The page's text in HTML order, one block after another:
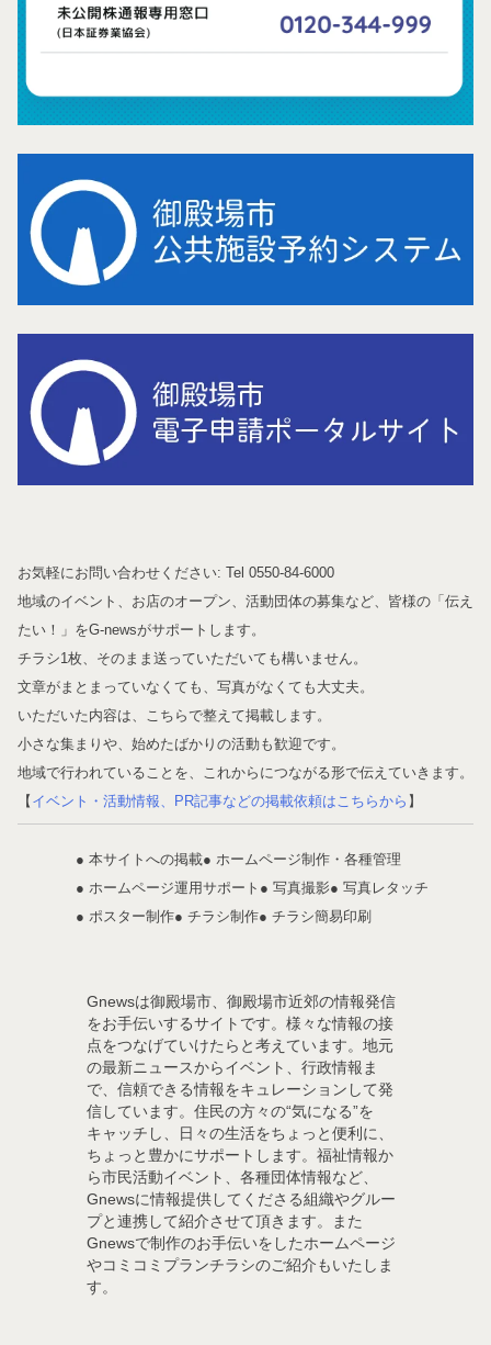
お気軽にお問い合わせください: Tel 0550-84-6000
地域のイベント、お店のオープン、活動団体の募集など、皆様の「伝え
たい！」をG-newsがサポートします。
チラシ1枚、そのまま送っていただいても構いません。
文章がまとまっていなくても、写真がなくても大丈夫。
いただいた内容は、こちらで整えて掲載します。
小さな集まりや、始めたばかりの活動も歓迎です。
地域で行われていることを、これからにつながる形で伝えていきます。
【 イベント・活動情報、PR記事などの掲載依頼はこちらから 】
● 本サイトへの掲載● ホームページ制作・各種管理
● ホームページ運用サポート ● 写真撮影● 写真レタッチ
● ポスター制作● チラシ制作● チラシ簡易印刷
Gnewsは御殿場市、御殿場市近郊の情報発信
をお手伝いするサイトです。様々な情報の接
点をつなげていけたらと考えています。地元
の最新ニュースからイベント、行政情報ま
で、信頼できる情報をキュレーションして発
信しています。住民の方々の“気になる”を
キャッチし、日々の生活をちょっと便利に、
ちょっと豊かにサポートします。福祉情報か
ら市民活動イベント、各種団体情報など、
Gnewsに情報提供してくださる組織やグルー
プと連携して紹介させて頂きます。また
Gnewsで制作のお手伝いをしたホームページ
やコミコミプランチラシのご紹介もいたしま
す。